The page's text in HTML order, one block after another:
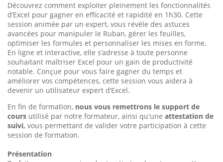
Découvrez comment exploiter pleinement les fonctionnalités
d’Excel pour gagner en efficacité et rapidité en 1h30. Cette
session animée par un expert, vous révèle des astuces
avancées pour manipuler le Ruban, gérer les feuilles,
optimiser les formules et personnaliser les mises en forme.
En ligne et interactive, elle s’adresse à toute personne
souhaitant maîtriser Excel pour un gain de productivité
notable. Conçue pour vous faire gagner du temps et
améliorer vos compétences, cette session vous aidera à
devenir un utilisateur expert d’Excel.
En fin de formation, nous vous remettrons le support de
cours utilisé par notre formateur, ainsi qu'une attestation de
suivi, vous permettant de valider votre participation à cette
session de formation.
Présentation